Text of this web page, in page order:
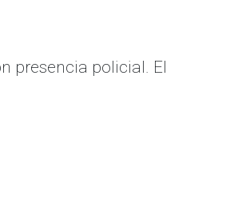
presencia policial. El